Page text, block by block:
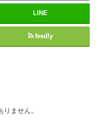
LINE
feedly
ません。